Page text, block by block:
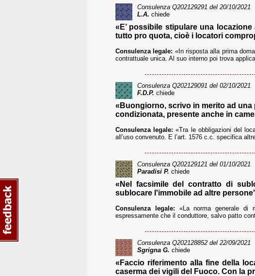
Consulenza Q202129291 del 20/10/2021
L.A. chiede
«E’ possibile stipulare una
tutto pro quota, cioè i locatori
Consulenza legale: «In risposta alla prima
contrattuale unica. Al suo interno poi trova
Consulenza Q202129091 del 02/10/2021
F.D.P. chiede
«Buongiorno, scrivo in merito ad
condizionata, presente anche in
Consulenza legale: «Tra le obbligazioni del
all’uso convenuto. E l’art. 1576 c.c. specifica
Consulenza Q202129121 del 01/10/2021
Paradisi P. chiede
«Nel facsimile del contratto di
sublocare l'immobile ad altre
Consulenza legale: «La norma generale di
espressamente che il conduttore, salvo patto
Consulenza Q202128852 del 22/09/2021
Sgrigna G. chiede
«Faccio riferimento alla fine della
caserma dei vigili del Fuoco. Con la